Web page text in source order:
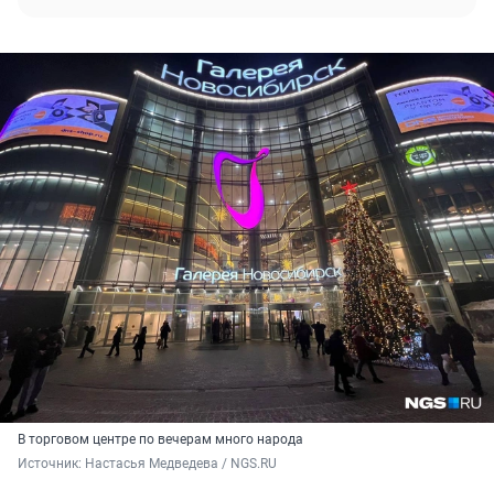
В торговом центре по вечерам много народа
Источник: Настасья Медведева / NGS.RU